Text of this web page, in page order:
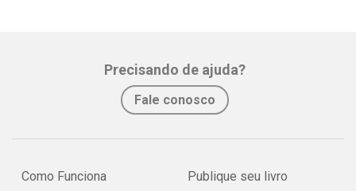
Precisando de ajuda?
Fale conosco
Como Funciona
Publique seu livro